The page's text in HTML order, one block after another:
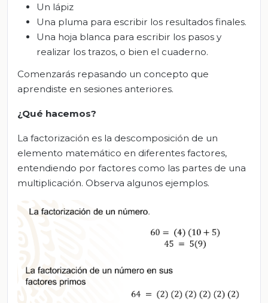
Un lápiz
Una pluma para escribir los resultados finales.
Una hoja blanca para escribir los pasos y
realizar los trazos, o bien el cuaderno.
Comenzarás repasando un concepto que
aprendiste en sesiones anteriores.
¿Qué hacemos?
La factorización es la descomposición de un
elemento matemático en diferentes factores,
entendiendo por factores como las partes de una
multiplicación. Observa algunos ejemplos.